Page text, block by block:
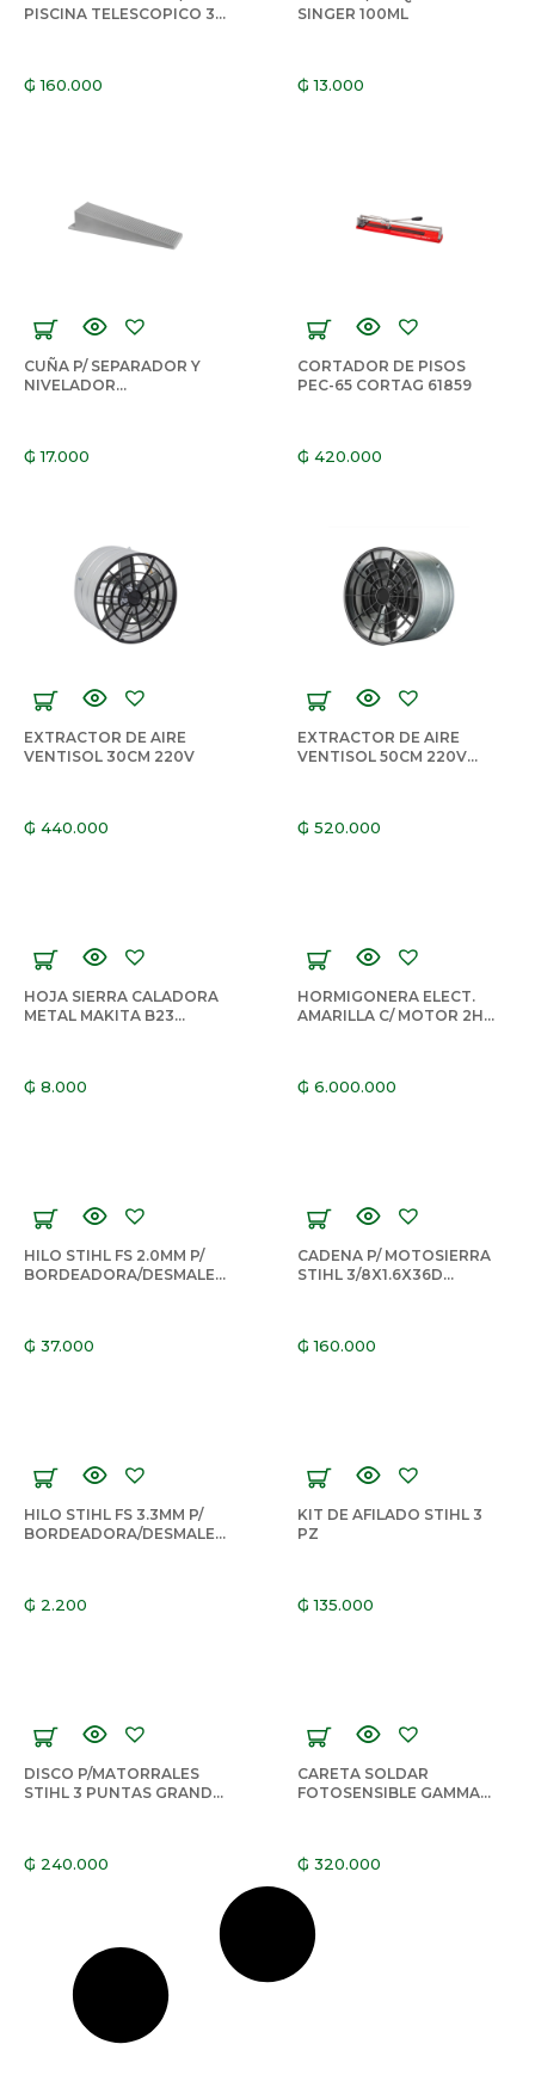
PISCINA TELESCOPICO 3
₲ 160.000
SINGER 100ML
₲ 13.000
CUÑA P/ SEPARADOR Y
NIVELADOR
₲ 17.000
CORTADOR DE PISOS
PEC-65 CORTAG 61859
₲ 420.000
EXTRACTOR DE AIRE
VENTISOL 30CM 220V
₲ 440.000
EXTRACTOR DE AIRE
VENTISOL 50CM 220V
₲ 520.000
HOJA SIERRA CALADORA
METAL MAKITA B23
₲ 8.000
HORMIGONERA ELECT.
AMARILLA C/ MOTOR 2HP
₲ 6.000.000
HILO STIHL FS 2.0MM P/
BORDEADORA/DESMALEZ
₲ 37.000
CADENA P/ MOTOSIERRA
STIHL 3/8X1.6X36D
₲ 160.000
HILO STIHL FS 3.3MM P/
BORDEADORA/DESMALEZ
₲ 2.200
KIT DE AFILADO STIHL 3
PZ
₲ 135.000
DISCO P/MATORRALES
STIHL 3 PUNTAS GRANDE
₲ 240.000
CARETA SOLDAR
FOTOSENSIBLE GAMMA
₲ 320.000